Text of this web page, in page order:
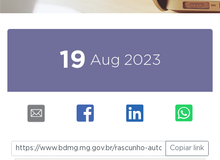
19 Aug 2023
Copiar link